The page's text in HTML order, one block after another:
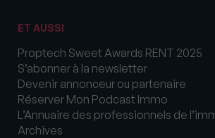
ET AUSSI
Proptech Sweet Awards RENT 2025
S’abonner à la newsletter
Devenir annonceur ou partenaire
Réserver Mon Podcast Immo
L’Annuaire des professionnels de
Archives